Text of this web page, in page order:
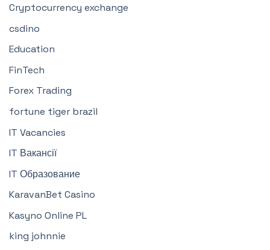
Cryptocurrency exchange
csdino
Education
FinTech
Forex Trading
fortune tiger brazil
IT Vacancies
IT Вакансії
IT Образование
KaravanBet Casino
Kasyno Online PL
king johnnie